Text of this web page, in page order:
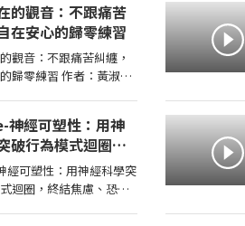
惱著，懷疑自己是否變
的觀音：不跟痛苦
在安心的歸零練習
觀音：不跟痛苦糾纏，
歸零練習 作者：黃淑文
正的觀音嗎？你願成為
，接住生命中的一切
神經可塑性：用神
破行為模式迴圈，
、恐慌和憂鬱，實
心理健康
經可塑性：用神經科學突
迴圈，終結焦慮、恐慌